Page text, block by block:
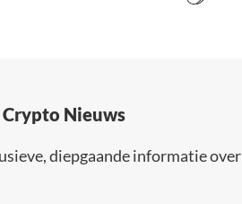
Nieuws
diepgaande informatie over